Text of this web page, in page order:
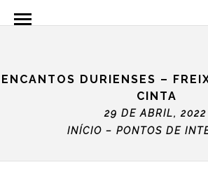
ENCANTOS DURIENSES –
CINTA
29 DE ABRIL, 2022
INÍCIO – PONTOS DE